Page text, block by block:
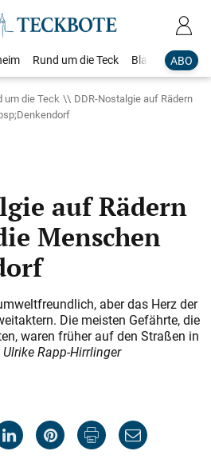
ABO
Rund um die Teck Blaulicht
um die Teck
DDR-Nostalgie auf Rädern
auf Rädern
Menschen
aber das Herz der
Die meisten Gefährte, die
waren früher auf den Straßen in
Ulrike Rapp-Hirrlinger